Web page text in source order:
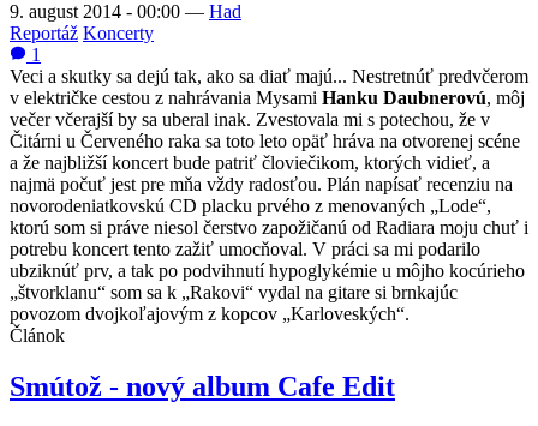
9. august 2014 - 00:00 — Had
Reportáž Koncerty
1
Veci a skutky sa dejú tak, ako sa diať majú... Nestretnúť predvčerom
v električke cestou z nahrávania Mysami Hanku Daubnerovú, môj
večer včerajší by sa uberal inak. Zvestovala mi s potechou, že v
Čitárni u Červeného raka sa toto leto opäť hráva na otvorenej scéne
a že najbližší koncert bude patriť človiečikom, ktorých vidieť, a
najmä počuť jest pre mňa vždy radosťou. Plán napísať recenziu na
novorodeniatkovskú CD placku prvého z menovaných „Lode“,
ktorú som si práve niesol čerstvo zapožičanú od Radiara moju chuť i
potrebu koncert tento zažiť umocňoval. V práci sa mi podarilo
ubziknúť prv, a tak po podvihnutí hypoglykémie u môjho kocúrieho
„štvorklanu“ som sa k „Rakovi“ vydal na gitare si brnkajúc
povozom dvojkoľajovým z kopcov „Karloveských“.
Článok
Smútož - nový album Cafe Edit